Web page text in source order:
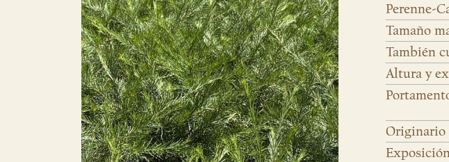
Perenne-
Tamaño
También
Altura y
Originario